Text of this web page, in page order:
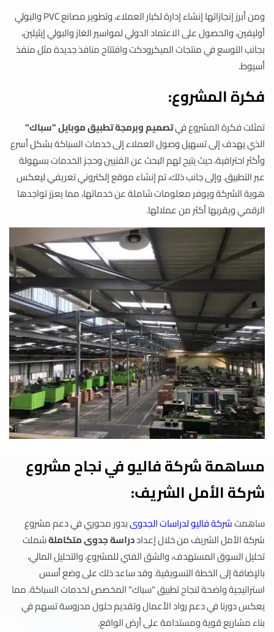
ومن أبرز إنجازاتها إنشاء إدارة لكبار العملاء، وتطوير مصانع PVC والبولي
أوليفين، والحصول على الاعتماد الدولي لمواسير الغاز والبولي إيثيلين،
بجانب التوسع في منتجات الميكرودكت وافتتاح منافذ جديدة مثل منفذ
أسيوط.
فكرة المشروع:
تمثلت فكرة المشروع فيتصميم وبرمجة تطبيق موبايل "سباك"
الذي يهدف إلى تسهيل وصول العملاء إلى خدمات السباكة بشكل أسرع
وأكثر احترافية، حيث يتيح لهم البحث عن الفنيين وحجز الخدمات بسهولة
عبر التطبيق. وإلى جانب ذلك، تم إنشاء موقع إلكتروني تعريفي ليعكس
هوية الشركة ويوفر معلومات شاملة عن خدماتها، مما يعزز تواجدها
الرقمي ويقربها أكثر من عملائها.
مساهمة شركة فاليو في نجاح مشروع
شركة الأمل الشريف:
ساهمتشركة فاليو لدراسات الجدوىبدور محوري في دعم مشروع
شركة الأمل الشريف من خلال إعداددراسة جدوى متكاملةشملت
تحليل السوق المستهدف، والشق الفني للمشروع، والتحليل المالي،
بالإضافة إلى الخطة التسويقية. وقد ساعد ذلك على وضع أسس
استراتيجية واضحة لنجاح تطبيق "سباك" المخصص لخدمات السباكة. مما
يعكس دورنا في دعم رواد الأعمال وتقديم حلول مدروسة تسهم في
بناء مشاريع قوية ومستدامة على أرض الواقع.